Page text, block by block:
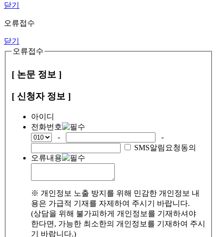
닫기
오류접수
닫기
오류접수
[ 논문 정보 ]
[ 신청자 정보 ]
아이디
전화번호
-
-
SMS알림요청동의
오류내용
※ 개인정보 노출 방지를 위해 민감한 개인정보 내
용은 가급적 기재를 자제하여 주시기 바랍니다.
(상담을 위해 불가피하게 개인정보를 기재하셔야
한다면, 가능한 최소한의 개인정보를 기재하여 주시
기 바랍니다.)